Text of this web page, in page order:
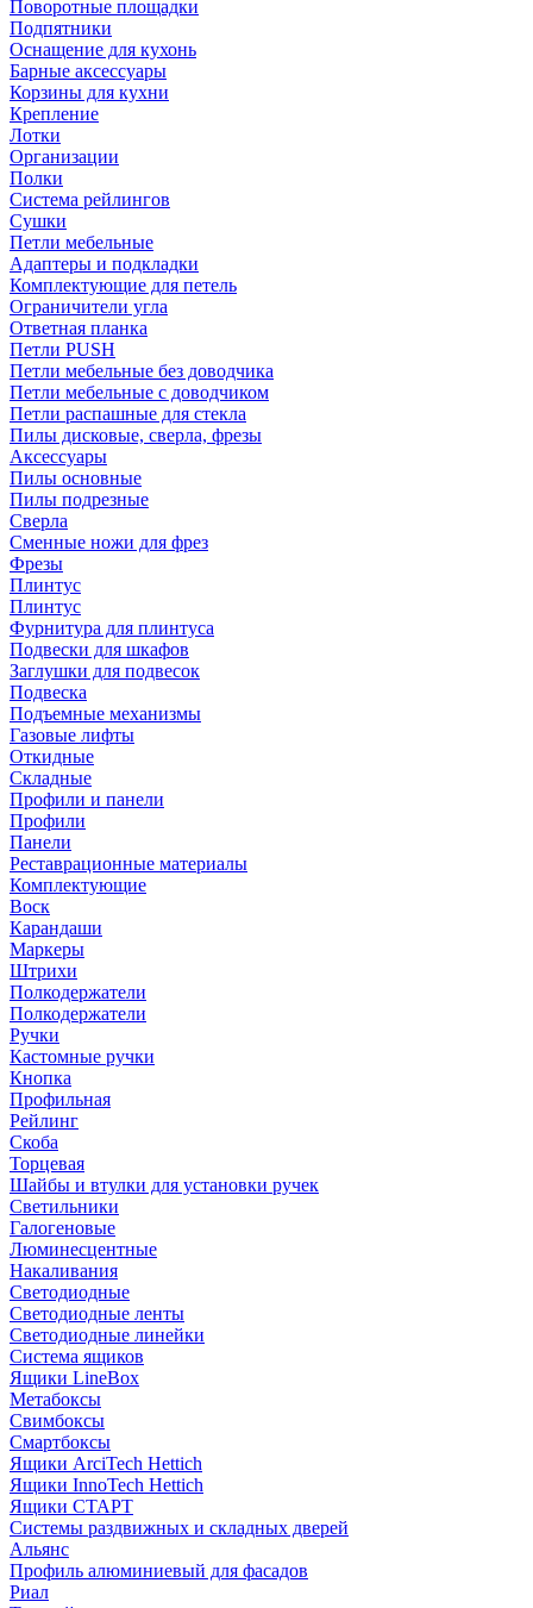
Поворотные площадки
Подпятники
Оснащение для кухонь
Барные аксессуары
Корзины для кухни
Крепление
Лотки
Организации
Полки
Система рейлингов
Сушки
Петли мебельные
Адаптеры и подкладки
Комплектующие для петель
Ограничители угла
Ответная планка
Петли PUSH
Петли мебельные без доводчика
Петли мебельные с доводчиком
Петли распашные для стекла
Пилы дисковые, сверла, фрезы
Аксессуары
Пилы основные
Пилы подрезные
Сверла
Сменные ножи для фрез
Фрезы
Плинтус
Плинтус
Фурнитура для плинтуса
Подвески для шкафов
Заглушки для подвесок
Подвеска
Подъемные механизмы
Газовые лифты
Откидные
Складные
Профили и панели
Профили
Панели
Реставрационные материалы
Комплектующие
Воск
Карандаши
Маркеры
Штрихи
Полкодержатели
Полкодержатели
Ручки
Кастомные ручки
Кнопка
Профильная
Рейлинг
Скоба
Торцевая
Шайбы и втулки для установки ручек
Светильники
Галогеновые
Люминесцентные
Накаливания
Светодиодные
Светодиодные ленты
Светодиодные линейки
Система ящиков
Ящики LineBox
Метабоксы
Свимбоксы
Смартбоксы
Ящики ArciTech Hettich
Ящики InnoTech Hettich
Ящики СТАРТ
Системы раздвижных и складных дверей
Альянс
Профиль алюминиевый для фасадов
Риал